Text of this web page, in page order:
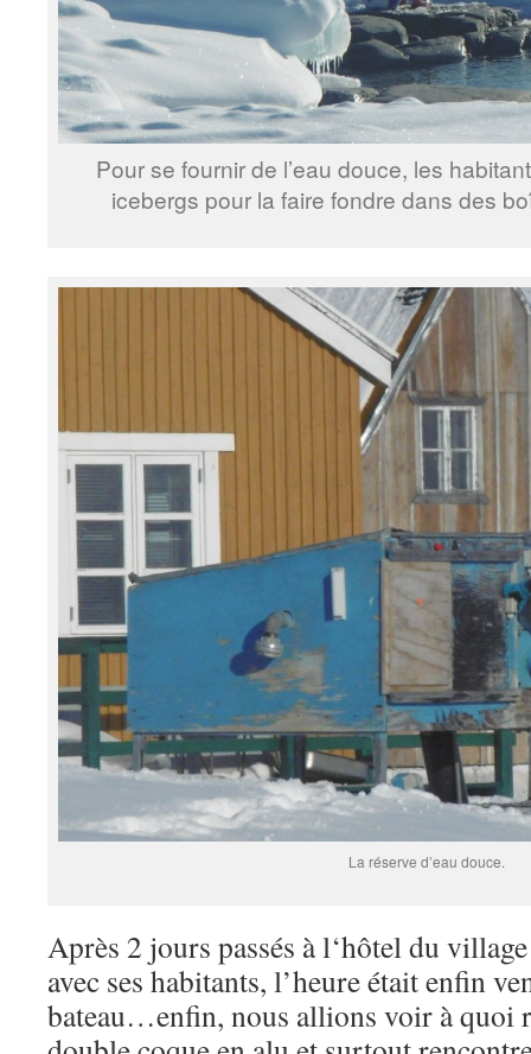
Pour se fournir de l’eau douce, les
icebergs pour la faire fondre dans des
La réserve d’eau douce.
Après 2 jours passés à l‘hôtel du
avec ses habitants, l’heure était enfin
bateau…enfin, nous allions voir à quoi